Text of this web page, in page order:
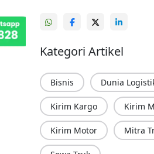
Kategori Artikel
Bisnis Dunia
Kirim Kargo Kirim
Kirim Motor Mitra